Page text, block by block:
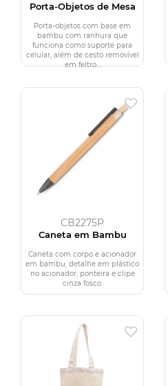
Porta-Objetos de Mesa
Porta-objetos com base em
bambu com ranhura que
funciona como suporte para
celular, além de cesto removível
em feltro...
CB2275P
Caneta em Bambu
Caneta com corpo e acionador
em bambu, detalhe em plástico
no acionador, ponteira e clipe
cinza fosco.